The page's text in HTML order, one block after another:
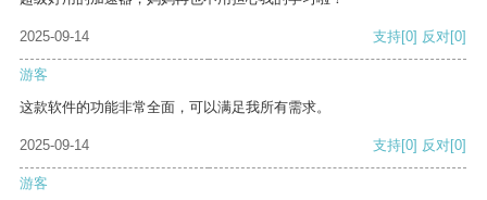
2025-09-14 支持[0] 反对[0]
游客
这款软件的功能非常全面，可以满足我所有需求。
2025-09-14 支持[0] 反对[0]
游客